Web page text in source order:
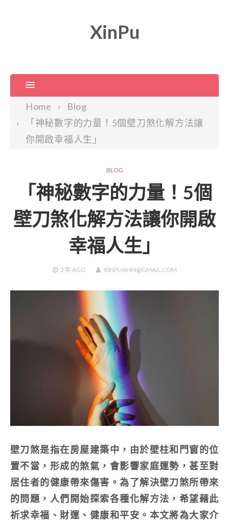
XinPu
Home
Blog
「神秘數字的力量！5個壁刀煞化解方法讓
你開啟幸福人生」
BLOG
「神秘數字的力量！5個
壁刀煞化解方法讓你開啟
幸福人生」
3 年AGO XINPUAHM@GMAIL.COM
壁刀煞是指在房屋建築中，由於壁柱和門窗的位
置不當，形成的煞氣，會影響家庭運勢，甚至對
居住者的健康帶來傷害。為了解決壁刀煞所帶來
的問題，人們開始探索各種化解方法，希望藉此
祈求幸福、財運、健康和平安。本文將為大家介